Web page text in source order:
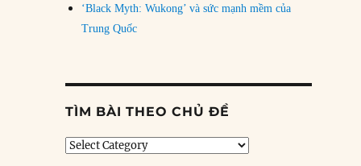
‘Black Myth: Wukong’ và sức mạnh mềm của
Trung Quốc
TÌM BÀI THEO CHỦ ĐỀ
Tìm